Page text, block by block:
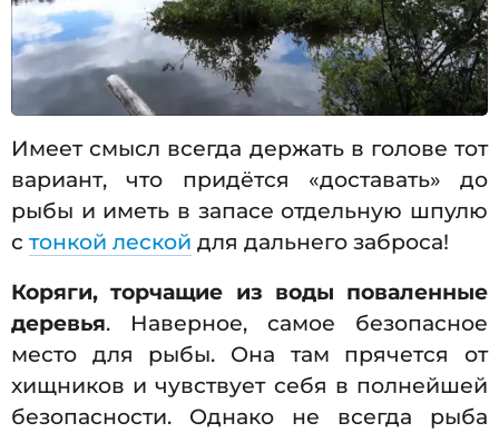
Имеет смысл всегда держать в голове тот
вариант, что придётся «доставать» до
рыбы и иметь в запасе отдельную шпулю
с тонкой леской для дальнего заброса!
Коряги, торчащие из воды поваленные
деревья. Наверное, самое безопасное
место для рыбы. Она там прячется от
хищников и чувствует себя в полнейшей
безопасности. Однако не всегда рыба